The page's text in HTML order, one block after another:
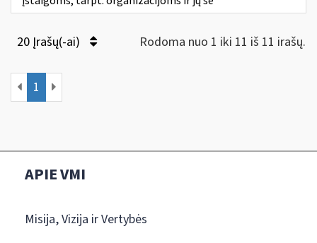
20 Įrašų(-ai) Rodoma nuo 1 iki 11 iš 11 irašų.
1
APIE VMI
Misija, Vizija ir Vertybės